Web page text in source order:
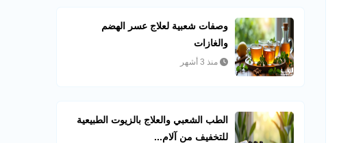
وصفات شعبية لعلاج عسر الهضم
والغازات
منذ 3 أشهر
الطب الشعبي والعلاج بالزيوت الطبيعية
للتخفيف من آلام...